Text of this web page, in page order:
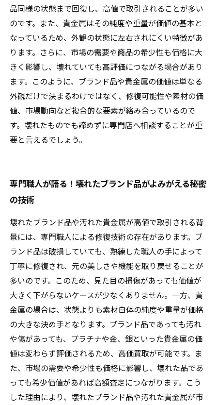
品同様の状態まで回復し、高値で取引されることが多い
のです。また、貴金属はその純度や重量が価値の基本と
なっているため、外観の状態に左右されにくい特徴があ
ります。さらに、市場の需要や商品の希少性も価格に大
きく影響し、壊れていても高評価につながる場合があり
ます。このように、ブランド品や貴金属の価値は単なる
外観だけで決まるわけではなく、修復可能性や素材の価
値、市場動向など複合的な要素が絡み合っているので
す。壊れたものでも諦めずに専門店へ相談することが重
要と言えるでしょう。
専門職人が語る！壊れたブランド品がよみがえる秘密
の技術
壊れたブランド品や汚れた貴金属が高値で取引される背
景には、専門職人による修復技術の存在があります。ブ
ランド品は破損していても、熟練した職人の手によって
丁寧に修復され、元の美しさや機能を取り戻せることが
多いのです。このため、見た目の損傷があっても価値が
大きく下がらないケースが少なくありません。一方、貴
金属の場合は、状態よりも素材自体の純度や重量が価格
の大きな決め手となります。ブランド品であっても汚れ
や傷があっても、プラチナや金、銀といった貴金属の価
値は変わらず評価されるため、高価買取が可能です。ま
た、市場の需要や希少性も価格に影響し、壊れた品であ
っても希少価値があれば高額査定につながります。こう
した理由により、壊れたブランド品や汚れた貴金属が市